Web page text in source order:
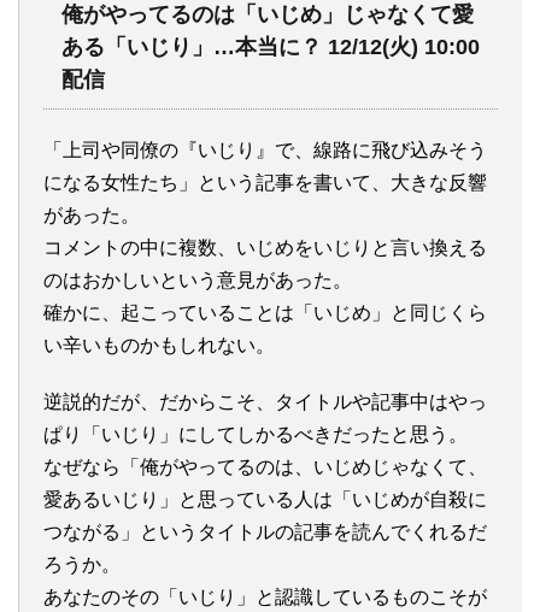
俺がやってるのは「いじめ」じゃなくて愛
ある「いじり」…本当に？ 12/12(火) 10:00
配信
「上司や同僚の『いじり』で、線路に飛び込みそう
になる女性たち」という記事を書いて、大きな反響
があった。
コメントの中に複数、いじめをいじりと言い換える
のはおかしいという意見があった。
確かに、起こっていることは「いじめ」と同じくら
い辛いものかもしれない。
逆説的だが、だからこそ、タイトルや記事中はやっ
ぱり「いじり」にしてしかるべきだったと思う。
なぜなら「俺がやってるのは、いじめじゃなくて、
愛あるいじり」と思っている人は「いじめが自殺に
つながる」というタイトルの記事を読んでくれるだ
ろうか。
あなたのその「いじり」と認識しているものこそが